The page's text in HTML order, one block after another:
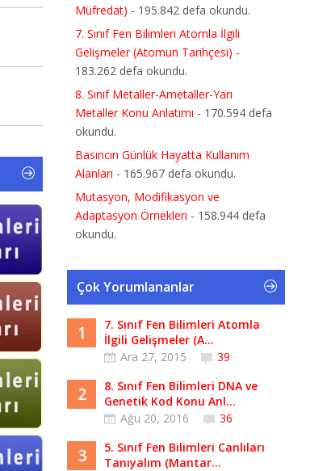
Müfredat) - 195.842 defa okundu.
7. Sınıf Fen Bilimleri Atomla İlgili
Gelişmeler (Atomun Tarihçesi) -
183.262 defa okundu.
8. Sınıf Metaller-Ametaller-Yarı
Metaller Konu Anlatımı - 170.594 defa
okundu.
Basıncın Günlük Hayatta Kullanım
Alanları - 165.967 defa okundu.
Mutasyon, Modifikasyon ve
Adaptasyon Örnekleri - 158.944 defa
okundu.
Çok Yorumlananlar
1
7. Sınıf Fen Bilimleri Atomla
İlgili Gelişmeler (A...
Ara 27, 2015
39
2
8. Sınıf Fen Bilimleri DNA ve
Genetik Kod Konu Anl...
Ağu 20, 2016
36
3
5. Sınıf Fen Bilimleri Canlıları
Tanıyalım (Mantar...